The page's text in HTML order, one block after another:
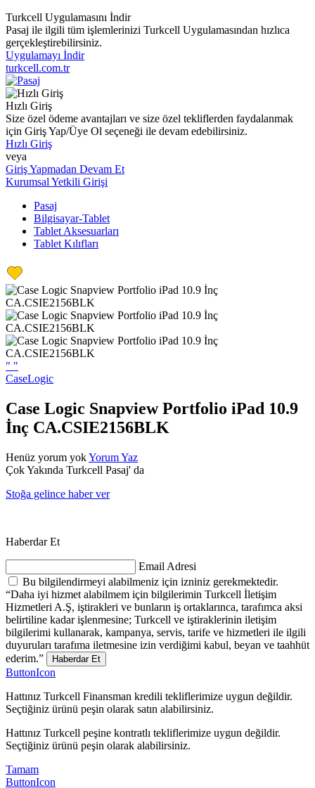
Turkcell Uygulamasını İndir
Pasaj ile ilgili tüm işlemlerinizi Turkcell Uygulamasından hızlıca
gerçekleştirebilirsiniz.
Uygulamayı İndir
turkcell.com.tr
Hızlı Giriş
Size özel ödeme avantajları ve size özel tekliflerden faydalanmak
için Giriş Yap/Üye Ol seçeneği ile devam edebilirsiniz.
Hızlı Giriş
veya
Giriş Yapmadan Devam Et
Kurumsal Yetkili Girişi
Pasaj
Bilgisayar-Tablet
Tablet Aksesuarları
Tablet Kılıfları
" "
CaseLogic
Case Logic Snapview Portfolio iPad 10.9
İnç CA.CSIE2156BLK
Henüz yorum yokYorum Yaz
Çok Yakında Turkcell Pasaj' da
Stoğa gelince haber ver
Haberdar Et
Email Adresi
Bu bilgilendirmeyi alabilmeniz için izniniz gerekmektedir.
“Daha iyi hizmet alabilmem için bilgilerimin Turkcell İletişim
Hizmetleri A.Ş, iştirakleri ve bunların iş ortaklarınca, tarafımca aksi
belirtiline kadar işlenmesine; Turkcell ve iştiraklerinin iletişim
bilgilerimi kullanarak, kampanya, servis, tarife ve hizmetleri ile ilgili
duyuruları tarafıma iletmesine izin verdiğimi kabul, beyan ve taahhüt
ederim.”
Haberdar Et
ButtonIcon
Hattınız Turkcell Finansman kredili tekliflerimize uygun değildir.
Seçtiğiniz ürünü peşin olarak satın alabilirsiniz.
Hattınız Turkcell peşine kontratlı tekliflerimize uygun değildir.
Seçtiğiniz ürünü peşin olarak alabilirsiniz.
Tamam
ButtonIcon